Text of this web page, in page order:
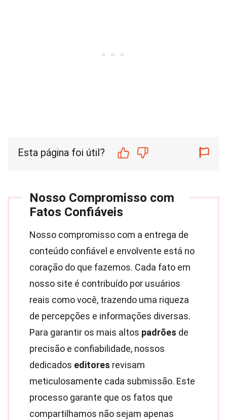
Esta página foi útil?
Nosso Compromisso com
Fatos Confiáveis
Nosso compromisso com a entrega de
conteúdo confiável e envolvente está no
coração do que fazemos. Cada fato em
nosso site é contribuído por usuários
reais como você, trazendo uma riqueza
de percepções e informações diversas.
Para garantir os mais altos padrões de
precisão e confiabilidade, nossos
dedicados editores revisam
meticulosamente cada submissão. Este
processo garante que os fatos que
compartilhamos não sejam apenas